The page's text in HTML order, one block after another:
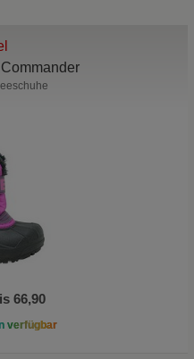
66,90
verfügbar